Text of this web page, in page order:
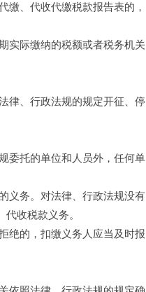
、代收代缴税款报告表的，
际缴纳的税额或者税务机关
、行政法规的规定开征、停
托的单位和人员外，任何单
务。对法律、行政法规没有
收税款义务。
的，扣缴义务人应当及时报